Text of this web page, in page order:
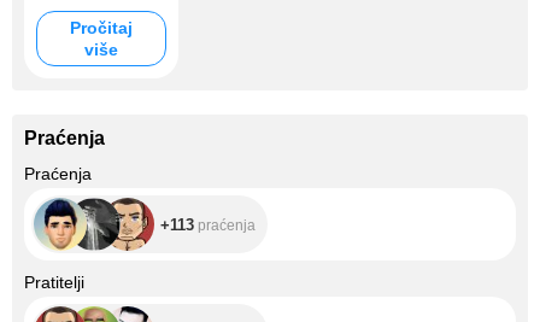
Pročitaj
više
Praćenja
Praćenja
+113 praćenja
Pratitelji